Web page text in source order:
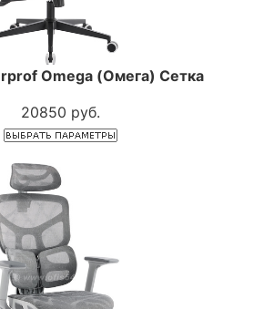
Omega (Омега) Сетка
20850 руб.